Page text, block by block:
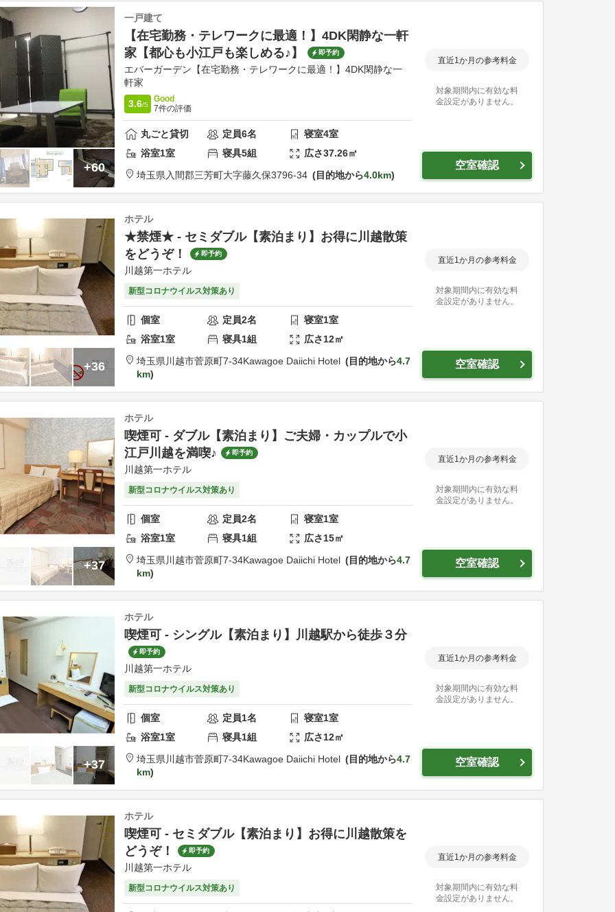
+60
一戸建て
【在宅勤務・テレワークに最適！】4DK閑静な一軒
家【都心も小江戸も楽しめる♪】
即予約
エバーガーデン【在宅勤務・テレワークに最適！】4DK閑静な一
軒家
3.6/5
Good
7件の評価
丸ごと貸切 定員6名 寝室4室
浴室1室 寝具5組 広さ37.26㎡
埼玉県 入間郡三芳町大字藤久保3796-34 目的地から4.0km
直近1か月の参考料金
対象期間内に有効な料
金設定がありません。
空室確認
+36
ホテル
★禁煙★ - セミダブル【素泊まり】お得に川越散策
をどうぞ！
即予約
川越第一ホテル
新型コロナウイルス対策あり
個室 定員2名 寝室1室
浴室1室 寝具1組 広さ12㎡
埼玉県 川越市菅原町7-34Kawagoe Daiichi Hotel 目的地から4.7
km
直近1か月の参考料金
対象期間内に有効な料
金設定がありません。
空室確認
+37
ホテル
喫煙可 - ダブル【素泊まり】ご夫婦・カップルで小
江戸川越を満喫♪
即予約
川越第一ホテル
新型コロナウイルス対策あり
個室 定員2名 寝室1室
浴室1室 寝具1組 広さ15㎡
埼玉県 川越市菅原町7-34Kawagoe Daiichi Hotel 目的地から4.7
km
直近1か月の参考料金
対象期間内に有効な料
金設定がありません。
空室確認
+37
ホテル
喫煙可 - シングル【素泊まり】川越駅から徒歩３分
即予約
川越第一ホテル
新型コロナウイルス対策あり
個室 定員1名 寝室1室
浴室1室 寝具1組 広さ12㎡
埼玉県 川越市菅原町7-34Kawagoe Daiichi Hotel 目的地から4.7
km
直近1か月の参考料金
対象期間内に有効な料
金設定がありません。
空室確認
ホテル
喫煙可 - セミダブル【素泊まり】お得に川越散策を
どうぞ！
即予約
川越第一ホテル
新型コロナウイルス対策あり
直近1か月の参考料金
対象期間内に有効な料
金設定がありません。